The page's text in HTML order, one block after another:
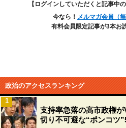
【ログインしていただくと記事中
今なら！ メルマガ会員（
有料会員限定記事が3本お
政治のアクセスランキング
支持率急落の高市政権
切り不可避な“ポンコツ
1